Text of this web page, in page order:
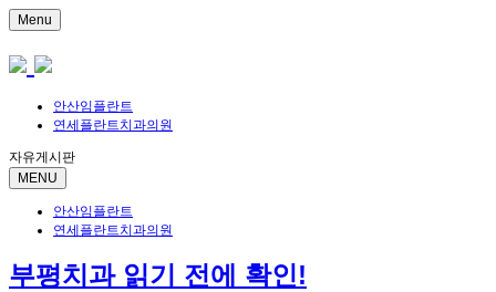
Menu
안산임플란트
연세플란트치과의원
자유게시판
MENU
안산임플란트
연세플란트치과의원
부평치과 읽기 전에 확인!